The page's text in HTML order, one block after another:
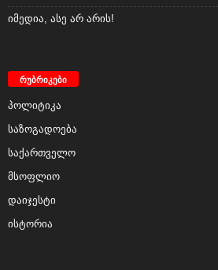
იმედია, ასე არ არის!
რუბრიკები
პოლიტიკა
საზოგადოება
საქართველო
მსოფლიო
დაიჯესტი
ისტორია